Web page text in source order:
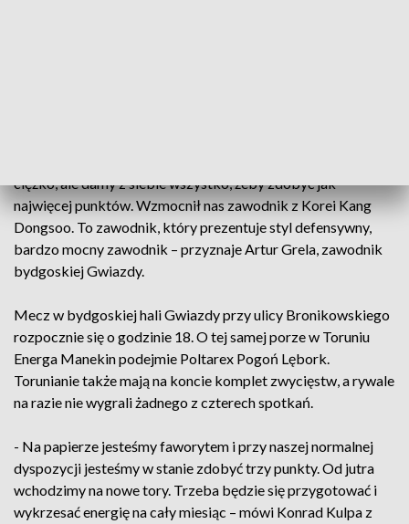
ciężko, ale damy z siebie wszystko, żeby zdobyć jak
najwięcej punktów. Wzmocnił nas zawodnik z Korei Kang
Dongsoo. To zawodnik, który prezentuje styl defensywny,
bardzo mocny zawodnik – przyznaje Artur Grela, zawodnik
bydgoskiej Gwiazdy.
Mecz w bydgoskiej hali Gwiazdy przy ulicy Bronikowskiego
rozpocznie się o godzinie 18. O tej samej porze w Toruniu
Energa Manekin podejmie Poltarex Pogoń Lębork.
Torunianie także mają na koncie komplet zwycięstw, a rywale
na razie nie wygrali żadnego z czterech spotkań.
- Na papierze jesteśmy faworytem i przy naszej normalnej
dyspozycji jesteśmy w stanie zdobyć trzy punkty. Od jutra
wchodzimy na nowe tory. Trzeba będzie się przygotować i
wykrzesać energię na cały miesiąc – mówi Konrad Kulpa z